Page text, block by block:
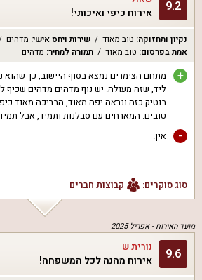
9.2 אירוח כיפי ואיכותי!
נקיון ותחזוקה: טוב מאוד שירות ויחס אישי: מדהים
אמת בפרסום: טוב מאוד תמורה למחיר: מדהים
+
מתחם הצימרים נמצא בסוף היישוב, כך שהוא
ליד, שזה מעולה. יש נוף מדהים מדהים שכיף
בוטיק כזה ונראה יפה מאוד, הבריכה מאוד
טובים. המארחים עם סבלנות ותמיד, אבל תמיד
- אין.
סוג סוקרים: קבוצות חברים
מועד האירוח -אפריל 2025
9.6 נורית ש
אירוח מהנה לכל המשפחה!